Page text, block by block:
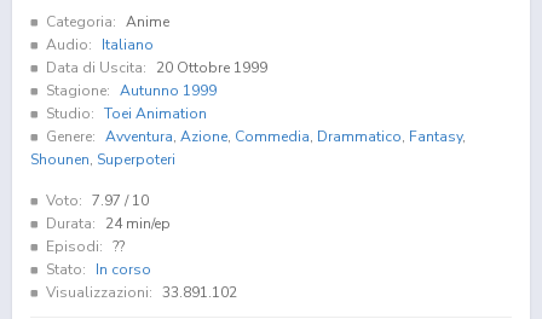
Categoria: Anime
Audio:
Italiano
Data di Uscita:
20 Ottobre 1999
Stagione: Autunno 1999
Studio: Toei Animation
Genere: Avventura, Azione, Commedia, Drammatico, Fantasy,
Shounen, Superpoteri
Voto: 7.97 / 10
Durata:
24 min/ep
Episodi: ??
Stato:
In corso
Visualizzazioni: 33.891.102